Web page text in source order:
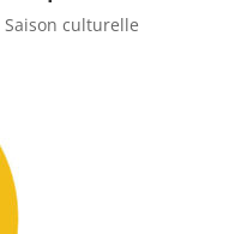
Saison culturelle